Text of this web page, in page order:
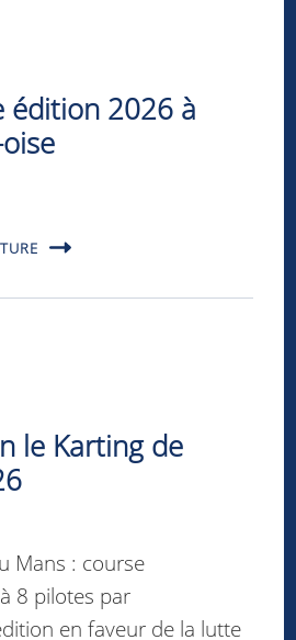
édition 2026 à
le Karting de
Mans : course
8 pilotes par
en faveur de la lutte